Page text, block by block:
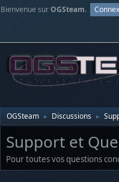
Bienvenue surOGSteam.
OGSteam ► Discussions ►
Support et
Pour toutes vos questions